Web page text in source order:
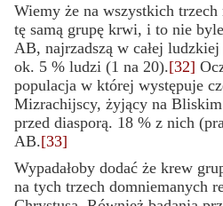
Wiemy że na wszystkich
tę samą grupę krwi, i to nie
AB, najrzadszą w całej
ok. 5 % ludzi (1 na 20).[32]
populacja w której występuje
Mizrachijscy, żyjący na
przed diasporą. 18 % z nich
AB.[33]
Wypadałoby dodać że krew
na tych trzech domniemanych